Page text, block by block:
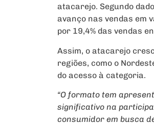
atacarejo. Segundo
avanço nas vendas em
por 19,4% das vendas
Assim, o atacarejo
regiões, como o
do acesso à categoria.
“O formato tem
significativo na
consumidor em busca